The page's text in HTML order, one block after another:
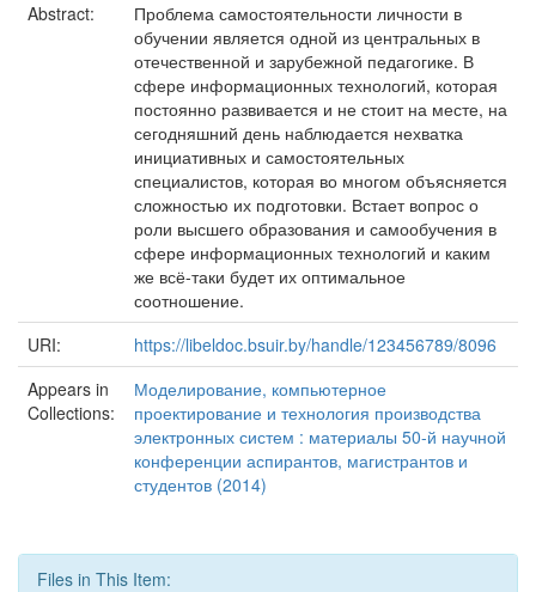
Abstract:
Проблема самостоятельности личности в
обучении является одной из центральных в
отечественной и зарубежной педагогике. В
сфере информационных технологий, которая
постоянно развивается и не стоит на месте, на
сегодняшний день наблюдается нехватка
инициативных и самостоятельных
специалистов, которая во многом объясняется
сложностью их подготовки. Встает вопрос о
роли высшего образования и самообучения в
сфере информационных технологий и каким
же всё-таки будет их оптимальное
соотношение.
URI:
https://libeldoc.bsuir.by/handle/123456789/8096
Appears in
Collections:
Моделирование, компьютерное
проектирование и технология производства
электронных систем : материалы 50-й научной
конференции аспирантов, магистрантов и
студентов (2014)
Files in This Item: